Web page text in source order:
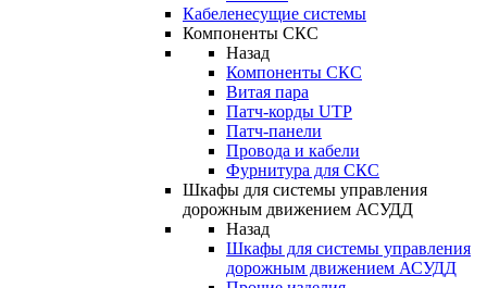
Кабеленесущие системы
Компоненты СКС
Назад
Компоненты СКС
Витая пара
Патч-корды UTP
Патч-панели
Провода и кабели
Фурнитура для СКС
Шкафы для системы управления
дорожным движением АСУДД
Назад
Шкафы для системы управления
дорожным движением АСУДД